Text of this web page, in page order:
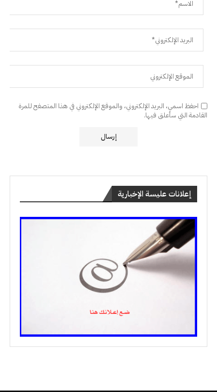
احفظ اسمي، البريد الإلكتروني، والموقع الإلكتروني في هذا المتصفح للمرة
القادمة التي سأعلق فيها.
إعلانات عليسة الإخبارية